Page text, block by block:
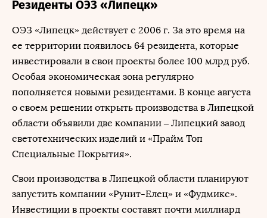
Резиденты ОЭЗ «Липецк»
ОЭЗ «Липецк» действует с 2006 г. За это время на
ее территории появилось 64 резидента, которые
инвестировали в свои проекты более 100 млрд руб.
Особая экономическая зона регулярно
пополняется новыми резидентами. В конце августа
о своем решении открыть производства в Липецкой
области объявили две компании – Липецкий завод
светотехнических изделий и «Прайм Топ
Специальные Покрытия».
Свои производства в Липецкой области планируют
запустить компании «Рунит-Елец» и «Фудмикс».
Инвестиции в проекты составят почти миллиард